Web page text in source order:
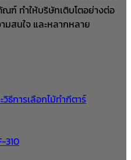
ฑ์ ทำให้บริษัทเติบโตอย่างต่อ
สนใจ และหลากหลาย
วิธีการเลือกไม้ทำกีตาร์
310